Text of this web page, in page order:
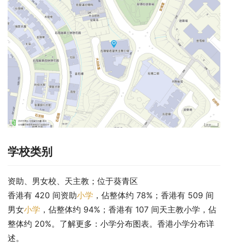
学校类别
资助、男女校、天主教；位于葵青区
香港有 420 间资助小学 ，佔整体约 78%；香港有 509 间
男女小学 ，佔整体约 94%；香港有 107 间天主教小学，佔
整体约 20%。了解更多：小学分布图表。香港小学分布详
述。